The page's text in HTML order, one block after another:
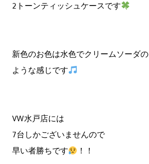
2トーンティッシュケースです
新色のお色は水色でクリームソーダの
ような感じです
VW水戸店には
7台しかございませんので
早い者勝ちです
！！